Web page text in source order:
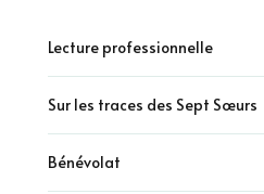
Lecture professionnelle
Sur les traces des Sept Sœurs
Bénévolat